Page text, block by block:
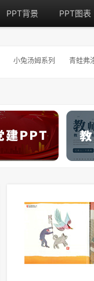
PPT背景 PPT图表
小兔汤姆系列 青蛙弗